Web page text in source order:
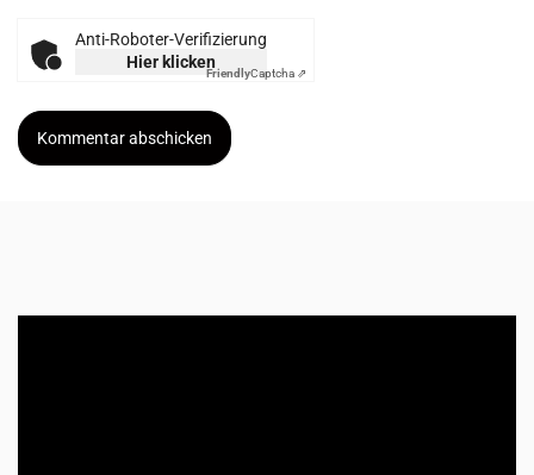
Anti-Roboter-Verifizierung
Hier klicken
FriendlyCaptcha ⇗